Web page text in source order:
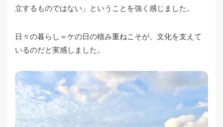
立するものではない」ということを強く感じました。
日々の暮らし＝ケの日の積み重ねこそが、文化を支えて
いるのだと実感しました。